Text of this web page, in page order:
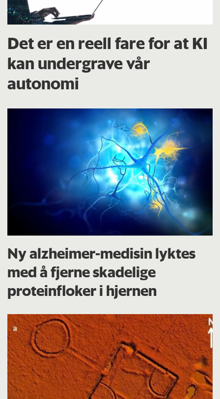
Det er en reell fare for at KI
kan undergrave vår
autonomi
Ny alzheimer-medisin lyktes
med å fjerne skadelige
proteinfloker i hjernen